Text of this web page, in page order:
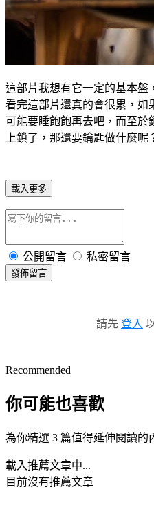
這部片我想有它一定的基本盤
看完這部片還真的會很累，如
可能要睡飽飽再去吧，而至於
上鎖了，那還要鑰匙做什麼呢
載入更多
公開留言 私密留言
發佈留言
請先 登入
Recommended
你可能也喜歡
為你精選 3 篇值得延伸閱讀的
載入推薦文章中...
目前沒有推薦文章